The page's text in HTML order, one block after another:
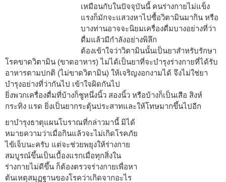
เหมือนกับในปัจจุบันนี้ คนร่างกายไม่แข็ง
แรงก็มักจะแสวงหาไปซื้อวิตามินมากิน หรือ
บางท่านอาจจะนิยมเครื่องดื่มบางอย่างที่ว่า
ดื่มแล้วมีกำลังอย่างพิลึก
ต้องเข้าใจว่าวิตามินนั้นเป็นยาสำหรับรักษา
โรคขาดวิตามิน (ขาดอาหาร) ไม่ได้เป็นยาที่จะบำรุงร่างกายที่ได้รับ
อาหารตามปกติ (ไม่ขาดวิตามิน) ให้เจริญงอกงามได้ จึงไม่ใช่ยา
บำรุงอย่างที่ว่ากันไป เข้าใจผิดกันไป
ยิ่งพวกเครื่องดื่มที่บ้างก็ชูหนึ่งนิ้ว สองนิ้ว หรือบ้างก็เป็นเสือ สิงห์
กระทิง แรด ยิ่งเป็นยากระตุ้นประสาทและให้โทษมากขึ้นไปอีก
ยาบำรุงธาตุแผนโบราณที่กล่าวมานี้ มิได้
หมายความว่าเมื่อกินแล้วจะไม่เกิดโรคภัย
ไข้เจ็บนะครับ แต่จะช่วยพยุงให้ร่างกาย
สมบูรณ์ขึ้นเป็นเบื้องแรกเมื่อทุกสิ่งใน
ร่างกายไม่ดีขึ้น ก็ต้องตรวจร่างกายเพื่อหา
ต้นเหตุสมุฏฐานของโรคว่าเกิดจากอะไร